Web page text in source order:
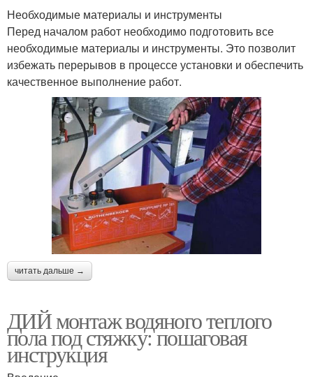
Необходимые материалы и инструменты
Перед началом работ необходимо подготовить все
необходимые материалы и инструменты. Это позволит
избежать перерывов в процессе установки и обеспечить
качественное выполнение работ.
читать дальше →
ДИЙ монтаж водяного теплого
пола под стяжку: пошаговая
инструкция